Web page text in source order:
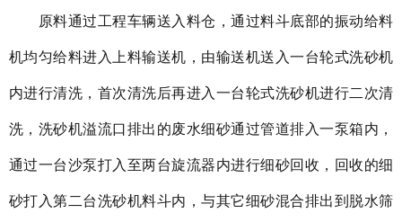
原料通过工程车辆送入料仓，通过料斗底部的振动给料
机均匀给料进入上料输送机，由输送机送入一台轮式洗砂机
内进行清洗，首次清洗后再进入一台轮式洗砂机进行二次清
洗，洗砂机溢流口排出的废水细砂通过管道排入一泵箱内，
通过一台沙泵打入至两台旋流器内进行细砂回收，回收的细
砂打入第二台洗砂机料斗内，与其它细砂混合排出到脱水筛